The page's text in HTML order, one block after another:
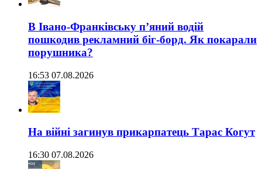
В Івано-Франківську п’яний водій
пошкодив рекламний біг-борд. Як покарали
порушника?
16:53 07.08.2026
На війні загинув прикарпатець Тарас Когут
16:30 07.08.2026